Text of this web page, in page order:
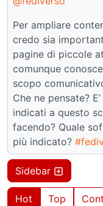
Per ampliare
credo sia
pagine di piccole
comunque
scopo
Che ne pensate?
indicati a questo
facendo? Quale
più indicato?
Sidebar
Hot Top